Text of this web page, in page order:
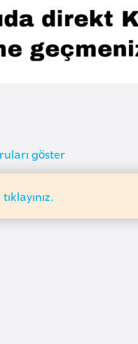
göster
tıklayınız.